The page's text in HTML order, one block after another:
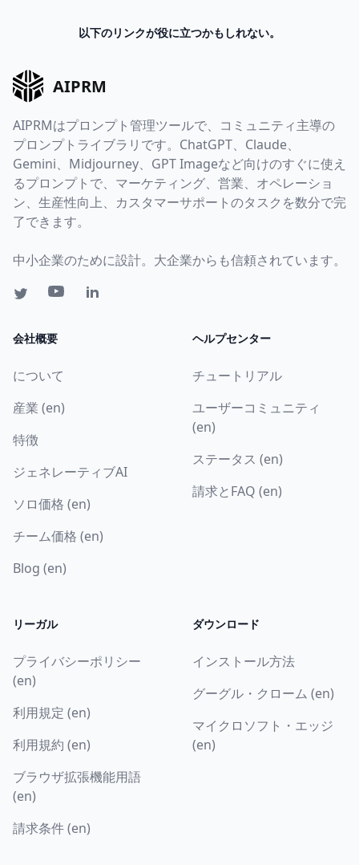
以下のリンクが役に立つかもしれない。
AIPRM
AIPRMはプロンプト管理ツールで、コミュニティ主導の
プロンプトライブラリです。ChatGPT、Claude、
Gemini、Midjourney、GPT Imageなど向けのすぐに使え
るプロンプトで、マーケティング、営業、オペレーショ
ン、生産性向上、カスタマーサポートのタスクを数分で完
了できます。
中小企業のために設計。大企業からも信頼されています。
会社概要
について
産業 (en)
特徴
ジェネレーティブAI
ソロ価格 (en)
チーム価格 (en)
Blog (en)
ヘルプセンター
チュートリアル
ユーザーコミュニティ
(en)
ステータス (en)
請求とFAQ (en)
リーガル
プライバシーポリシー
(en)
利用規定 (en)
利用規約 (en)
ブラウザ拡張機能用語
(en)
請求条件 (en)
ダウンロード
インストール方法
グーグル・クローム (en)
マイクロソフト・エッジ
(en)